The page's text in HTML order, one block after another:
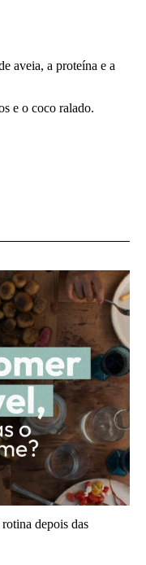
aveia, a proteína e a
e o coco ralado.
depois das